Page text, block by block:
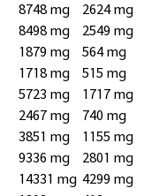
8748 mg
2624 mg
8498 mg
2549 mg
1879 mg
564 mg
1718 mg
515 mg
5723 mg
1717 mg
2467 mg
740 mg
3851 mg
1155 mg
9336 mg
2801 mg
14331 mg 4299 mg